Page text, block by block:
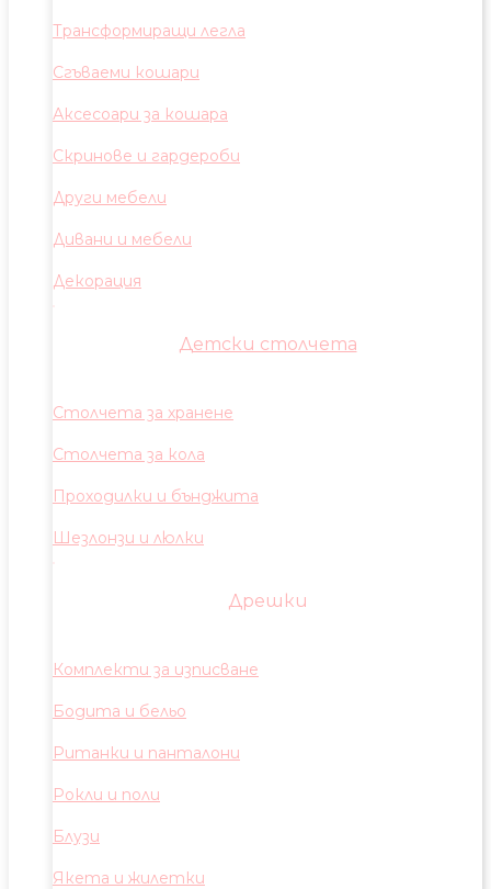
Трансформиращи легла
Сгъваеми кошари
Аксесоари за кошара
Скринове и гардероби
Други мебели
Дивани и мебели
Декорация
Детски столчета
Столчета за хранене
Столчета за кола
Проходилки и бънджита
Шезлонзи и люлки
Дрешки
Комплекти за изписване
Бодита и бельо
Ританки и панталони
Рокли и поли
Блузи
Якета и жилетки